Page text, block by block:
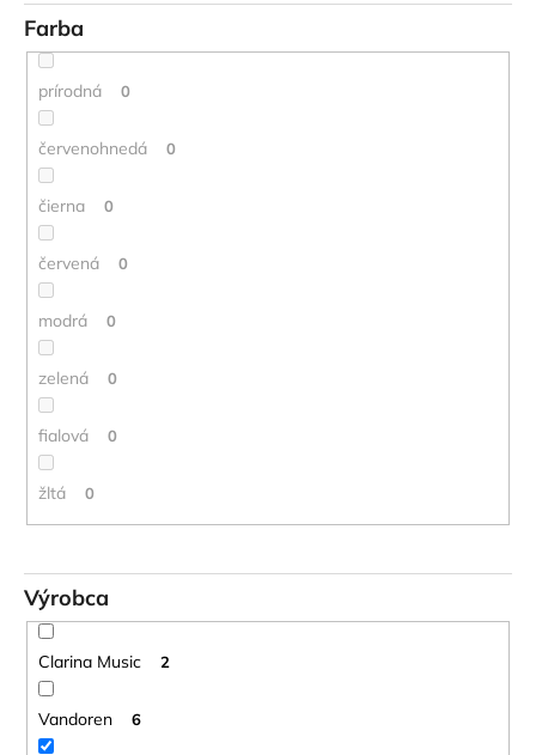
Farba
prírodná 0
červenohnedá 0
čierna 0
červená 0
modrá 0
zelená 0
fialová 0
žltá 0
Výrobca
Clarina Music 2
Vandoren 6